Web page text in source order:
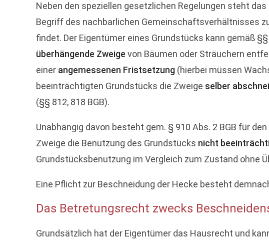
Neben den speziellen gesetzlichen Regelungen steht das
Begriff des nachbarlichen Gemeinschaftsverhältnisses
findet. Der Eigentümer eines Grundstücks kann gemäß
überhängende Zweige von Bäumen oder Sträuchern
einer angemessenen Fristsetzung (hierbei müssen
beeinträchtigten Grundstücks die Zweige selber
(§§ 812, 818 BGB).
Unabhängig davon besteht gem. § 910 Abs. 2 BGB für
Zweige die Benutzung des Grundstücks nicht
Grundstücksbenutzung im Vergleich zum Zustand ohne
Eine Pflicht zur Beschneidung der Hecke besteht
Das Betretungsrecht zwecks
Grundsätzlich hat der Eigentümer das Hausrecht und